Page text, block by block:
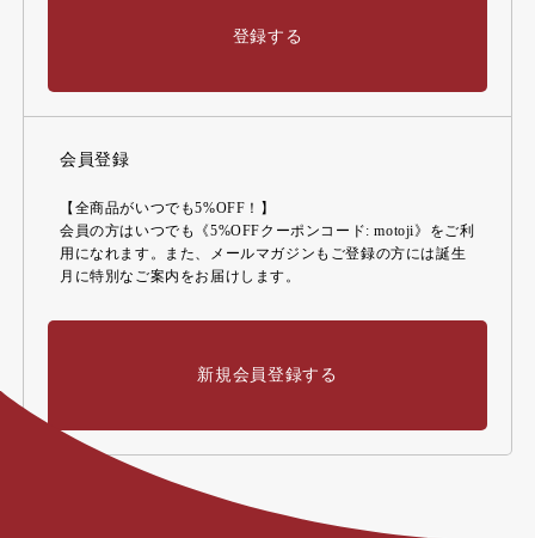
登録する
会員登録
【全商品がいつでも5%OFF！】
会員の方はいつでも《5%OFFクーポンコード: motoji》をご利
用になれます。また、メールマガジンもご登録の方には誕生
月に特別なご案内をお届けします。
新規会員登録する